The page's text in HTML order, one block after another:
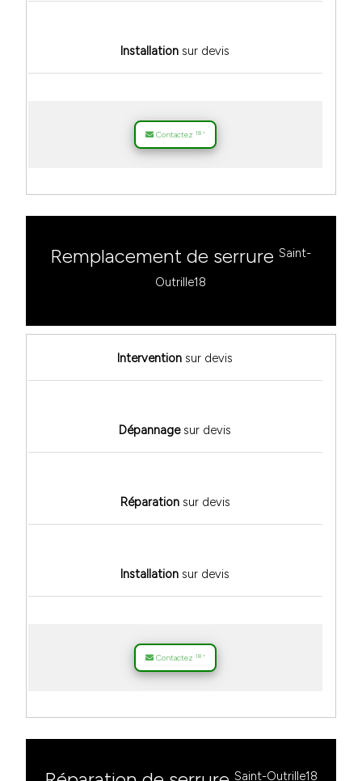
Installation sur devis
Contactez 18 *
Remplacement de serrureSaint-
Outrille18
Intervention sur devis
Dépannagesur devis
Réparationsur devis
Installation sur devis
Contactez 18 *
Saint-Outrille18